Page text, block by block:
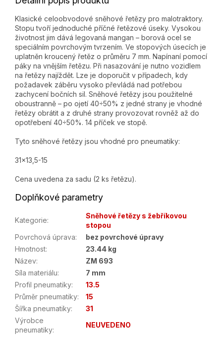
Klasické celoobvodové sněhové řetězy pro malotraktory.
Stopu tvoří jednoduché příčné řetězové úseky. Vysokou
životnost jim dává legovaná mangan – borová ocel se
speciálním povrchovým tvrzením. Ve stopových úsecích je
uplatněn kroucený řetěz o průměru 7 mm. Napínaní pomocí
páky na vnějším řetězu. Při nasazování je nutno vozidlem
na řetězy najíždět. Lze je doporučit v případech, kdy
požadavek záběru vysoko převládá nad potřebou
zachycení bočních sil. Sněhové řetězy jsou použitelné
oboustranně – po ojetí 40÷50% z jedné strany je vhodné
řetězy obrátit a z druhé strany provozovat rovněž až do
opotřebení 40÷50%. 14 příček ve stopě.
Tyto sněhové řetězy jsou vhodné pro pneumatiky:
31x13,5-15
Cena uvedena za sadu (2 ks řetězu).
Doplňkové parametry
Kategorie:
Sněhové řetězy s žebříkovou
stopou
Povrchová úprava:
bez povrchové úpravy
Hmotnost:
23.44 kg
Název:
ZM 693
Síla materiálu:
7 mm
Profil pneumatiky:
13.5
Průměr pneumatiky:
15
Šířka pneumatiky:
31
Výrobce
pneumatiky:
NEUVEDENO